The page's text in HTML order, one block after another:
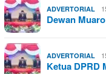
ADVERTORIAL
Dewan
ADVERTORIAL
Ketua DPRD